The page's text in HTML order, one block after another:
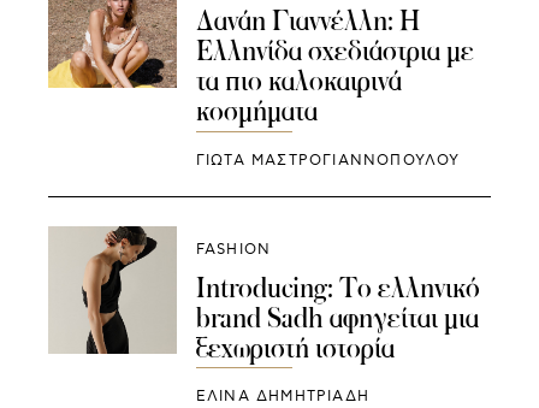
Δανάη Γιαννέλλη: Η
Ελληνίδα σχεδιάστρια με
τα πιο καλοκαιρινά
κοσμήματα
ΓΙΩΤΑ ΜΑΣΤΡΟΓΙΑΝΝΟΠΟΥΛΟΥ
FASHION
Introducing: Το ελληνικό
brand Sadh αφηγείται μια
ξεχωριστή ιστορία
ΕΛΙΝΑ ΔΗΜΗΤΡΙΑΔΗ